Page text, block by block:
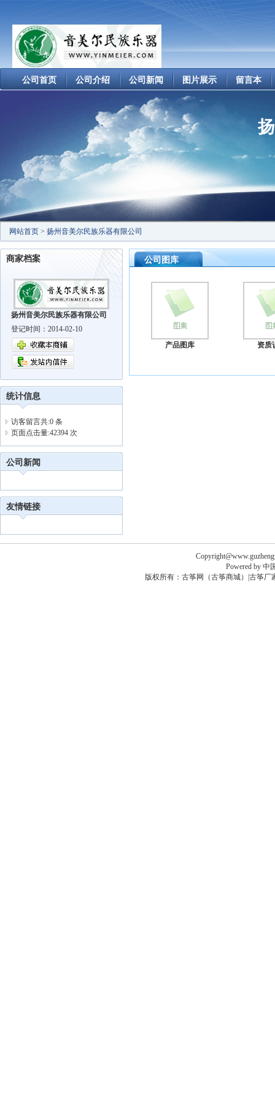
公司首页 公司介绍 公司新闻 图片展示 留言本
网站首页 > 扬州音美尔民族乐器有限公司
商家档案
扬州音美尔民族乐器有限公司
登记时间：2014-02-10
统计信息
访客留言共:0 条
页面点击量:42394 次
公司新闻
友情链接
公司图库
产品图库 资质
Powered by 中
版权所有： 古筝网（古筝商城） 古筝厂